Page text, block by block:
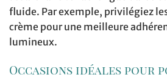
fluide. Par exemple, privilégiez
crème pour une meilleure
lumineux.
Occasions idéales pour